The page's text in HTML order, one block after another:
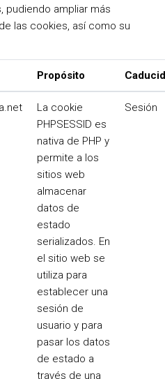
pudiendo ampliar más
las cookies, así como su
Propósito
La cookie
PHPSESSID es
nativa de PHP y
permite a los
sitios web
almacenar
datos de
estado
serializados. En
el sitio web se
utiliza para
establecer una
sesión de
usuario y para
pasar los datos
de estado a
través de una
Sesión